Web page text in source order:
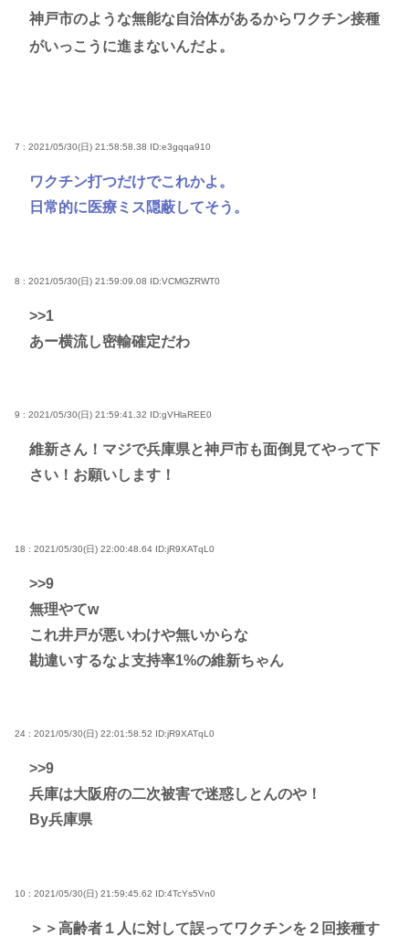
神戸市のような無能な自治体があるからワクチン接種
がいっこうに進まないんだよ。
7 : 2021/05/30(日) 21:58:58.38 ID:e3gqqa910
ワクチン打つだけでこれかよ。
日常的に医療ミス隠蔽してそう。
8 : 2021/05/30(日) 21:59:09.08 ID:VCMGZRWT0
>>1
あー横流し密輸確定だわ
9 : 2021/05/30(日) 21:59:41.32 ID:gVHlaREE0
維新さん！マジで兵庫県と神戸市も面倒見てやって下
さい！お願いします！
18 : 2021/05/30(日) 22:00:48.64 ID:jR9XATqL0
>>9
無理やてw
これ井戸が悪いわけや無いからな
勘違いするなよ支持率1%の維新ちゃん
24 : 2021/05/30(日) 22:01:58.52 ID:jR9XATqL0
>>9
兵庫は大阪府の二次被害で迷惑しとんのや！
By兵庫県
10 : 2021/05/30(日) 21:59:45.62 ID:4TcYs5Vn0
＞＞高齢者１人に対して誤ってワクチンを２回接種す